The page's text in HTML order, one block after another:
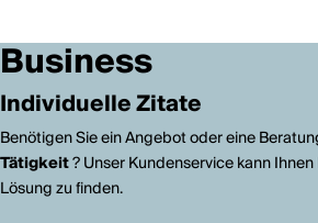
Business
Individuelle Zitate
Benötigen Sie ein Angebot oder eine
Tätigkeit? Unser Kundenservice kann
Lösung zu finden.